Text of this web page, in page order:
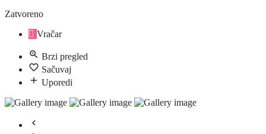
Zatvoreno
Vračar
Brzi pregled
Sačuvaj
Uporedi